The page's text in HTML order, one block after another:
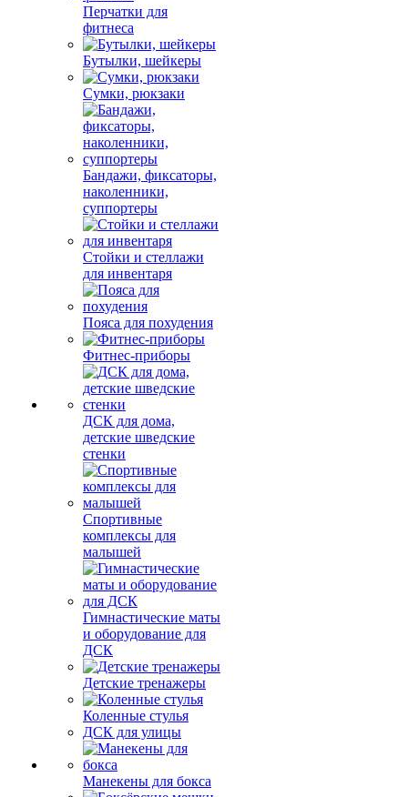
Перчатки для
фитнеса
Бутылки, шейкеры
Сумки, рюкзаки
Бандажи, фиксаторы,
наколенники,
суппортеры
Стойки и стеллажи
для инвентаря
Пояса для похудения
Фитнес-приборы
ДСК для дома,
детские шведские
стенки
Спортивные
комплексы для
малышей
Гимнастические маты
и оборудование для
ДСК
Детские тренажеры
Коленные стулья
ДСК для улицы
Манекены для бокса